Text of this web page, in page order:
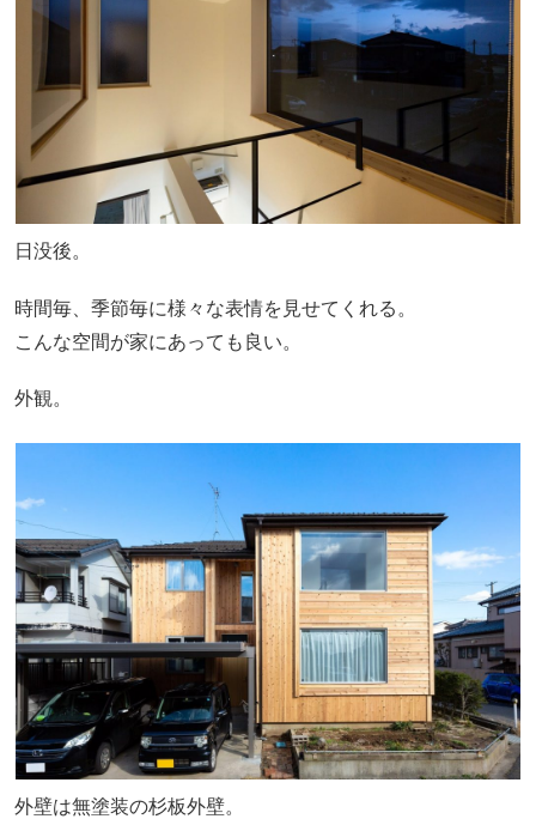
日没後。
時間毎、季節毎に様々な表情を見せてくれる。
こんな空間が家にあっても良い。
外観。
外壁は無塗装の杉板外壁。